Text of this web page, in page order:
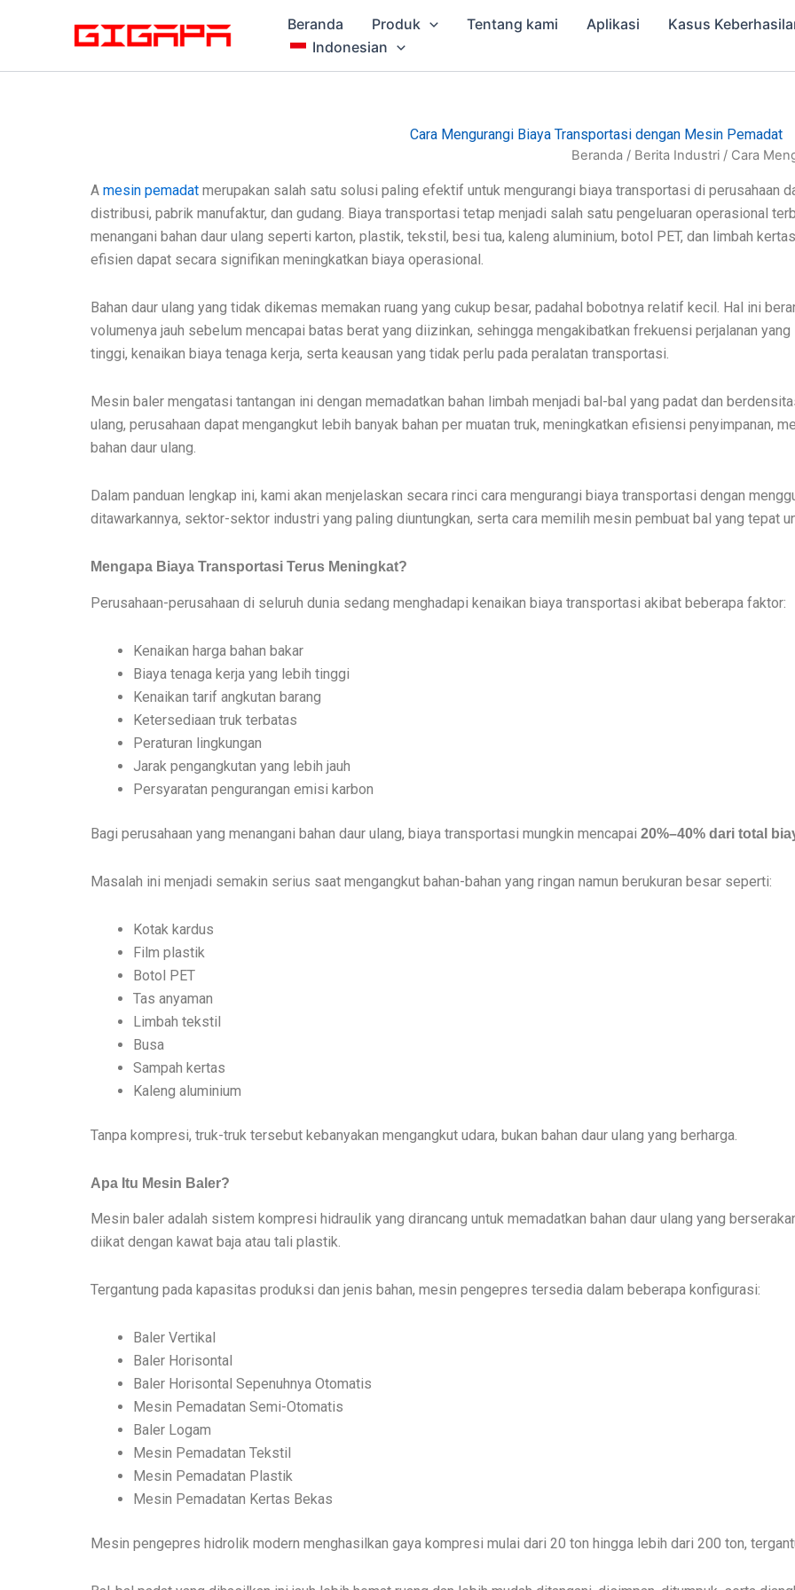
Beranda Produk Tentang kami Aplikasi
Kasus
Indonesian
Cara Mengurangi Biaya Transportasi dengan Mesin Pemadat
Beranda / Berita Industri / Cara
A mesin pemadat merupakan salah satu solusi paling efektif untuk mengurangi biaya transportasi di perusahaan
distribusi, pabrik manufaktur, dan gudang. Biaya transportasi tetap menjadi salah satu pengeluaran operasional
menangani bahan daur ulang seperti karton, plastik, tekstil, besi tua, kaleng aluminium, botol PET, dan limbah
efisien dapat secara signifikan meningkatkan biaya operasional.
Bahan daur ulang yang tidak dikemas memakan ruang yang cukup besar, padahal bobotnya relatif kecil. Hal ini
volumenya jauh sebelum mencapai batas berat yang diizinkan, sehingga mengakibatkan frekuensi perjalanan
tinggi, kenaikan biaya tenaga kerja, serta keausan yang tidak perlu pada peralatan transportasi.
Mesin baler mengatasi tantangan ini dengan memadatkan bahan limbah menjadi bal-bal yang padat dan
ulang, perusahaan dapat mengangkut lebih banyak bahan per muatan truk, meningkatkan efisiensi penyimpanan,
bahan daur ulang.
Dalam panduan lengkap ini, kami akan menjelaskan secara rinci cara mengurangi biaya transportasi dengan
ditawarkannya, sektor-sektor industri yang paling diuntungkan, serta cara memilih mesin pembuat bal yang tepat
Mengapa Biaya Transportasi Terus Meningkat?
Perusahaan-perusahaan di seluruh dunia sedang menghadapi kenaikan biaya transportasi akibat beberapa faktor:
Kenaikan harga bahan bakar
Biaya tenaga kerja yang lebih tinggi
Kenaikan tarif angkutan barang
Ketersediaan truk terbatas
Peraturan lingkungan
Jarak pengangkutan yang lebih jauh
Persyaratan pengurangan emisi karbon
Bagi perusahaan yang menangani bahan daur ulang, biaya transportasi mungkin mencapai 20%–40% dari total
Masalah ini menjadi semakin serius saat mengangkut bahan-bahan yang ringan namun berukuran besar seperti:
Kotak kardus
Film plastik
Botol PET
Tas anyaman
Limbah tekstil
Busa
Sampah kertas
Kaleng aluminium
Tanpa kompresi, truk-truk tersebut kebanyakan mengangkut udara, bukan bahan daur ulang yang berharga.
Apa Itu Mesin Baler?
Mesin baler adalah sistem kompresi hidraulik yang dirancang untuk memadatkan bahan daur ulang yang
diikat dengan kawat baja atau tali plastik.
Tergantung pada kapasitas produksi dan jenis bahan, mesin pengepres tersedia dalam beberapa konfigurasi:
Baler Vertikal
Baler Horisontal
Baler Horisontal Sepenuhnya Otomatis
Mesin Pemadatan Semi-Otomatis
Baler Logam
Mesin Pemadatan Tekstil
Mesin Pemadatan Plastik
Mesin Pemadatan Kertas Bekas
Mesin pengepres hidrolik modern menghasilkan gaya kompresi mulai dari 20 ton hingga lebih dari 200 ton,